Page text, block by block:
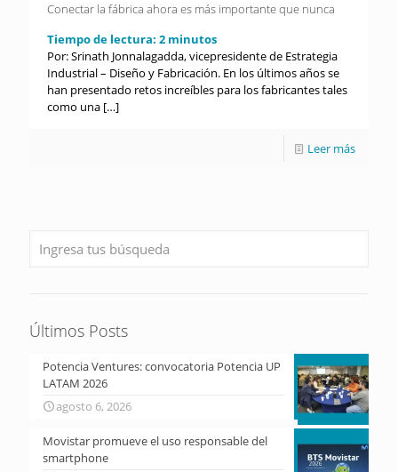
Conectar la fábrica ahora es más importante que nunca
Tiempo de lectura: 2 minutos
Por: Srinath Jonnalagadda, vicepresidente de Estrategia
Industrial – Diseño y Fabricación. En los últimos años se
han presentado retos increíbles para los fabricantes tales
como una […]
Leer más
Últimos Posts
Potencia Ventures: convocatoria Potencia UP
LATAM 2026
agosto 6, 2026
Movistar promueve el uso responsable del
smartphone